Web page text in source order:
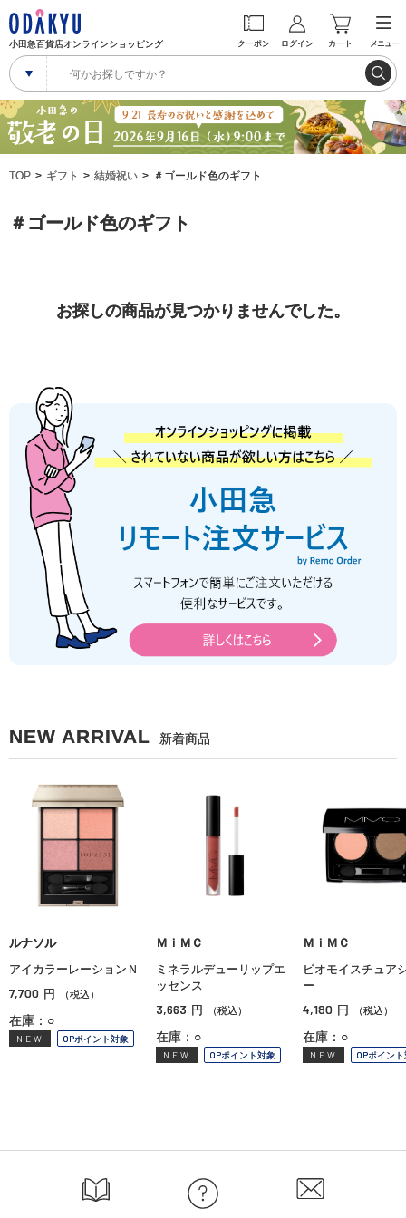
小田急百貨店オンラインショッピング クーポン ログイン カート メニュー
TOP ギフト 結婚祝い ＃ゴールド色のギフト
＃ゴールド色のギフト
お探しの商品が見つかりませんでした。
NEW ARRIVAL 新着商品
ルナソル
アイカラーレーションＮ
7,700 円 （税込）
在庫：○
NEW OPポイント対象
ＭｉＭＣ
ミネラルデューリップエ
ッセンス
3,663 円 （税込）
在庫：○
NEW OPポイント対象
ＭｉＭＣ
ビオモイスチュア
ー
4,180 円 （税込）
在庫：○
NEW OPポイン